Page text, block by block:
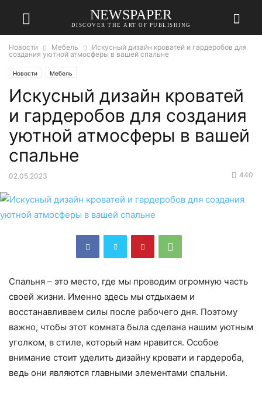
NEWSPAPER
DISCOVER THE ART OF PUBLISHING
Новости Мебель
Искусный дизайн кроватей и гардеробов для
создания уютной атмосферы в вашей спальне
Новости Мебель
Искусный дизайн кроватей
и гардеробов для создания
уютной атмосферы в вашей
спальне
02.05.2023 440
Спальня – это место, где мы проводим огромную часть
своей жизни. Именно здесь мы отдыхаем и
восстанавливаем силы после рабочего дня. Поэтому
важно, чтобы этот комната была сделана нашим уютным
уголком, в стиле, который нам нравится. Особое
внимание стоит уделить дизайну кровати и гардероба,
ведь они являются главными элементами спальни.